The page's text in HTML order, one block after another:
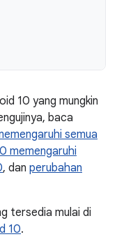
10 yang mungkin
baca
semua
memengaruhi
, dan perubahan
tersedia mulai di
10.